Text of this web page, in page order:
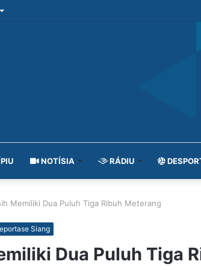
NOTÍSIA RÁDIU
Memiliki Dua Puluh Tiga Ribuh Meterang
Siang
Dua Puluh Tiga